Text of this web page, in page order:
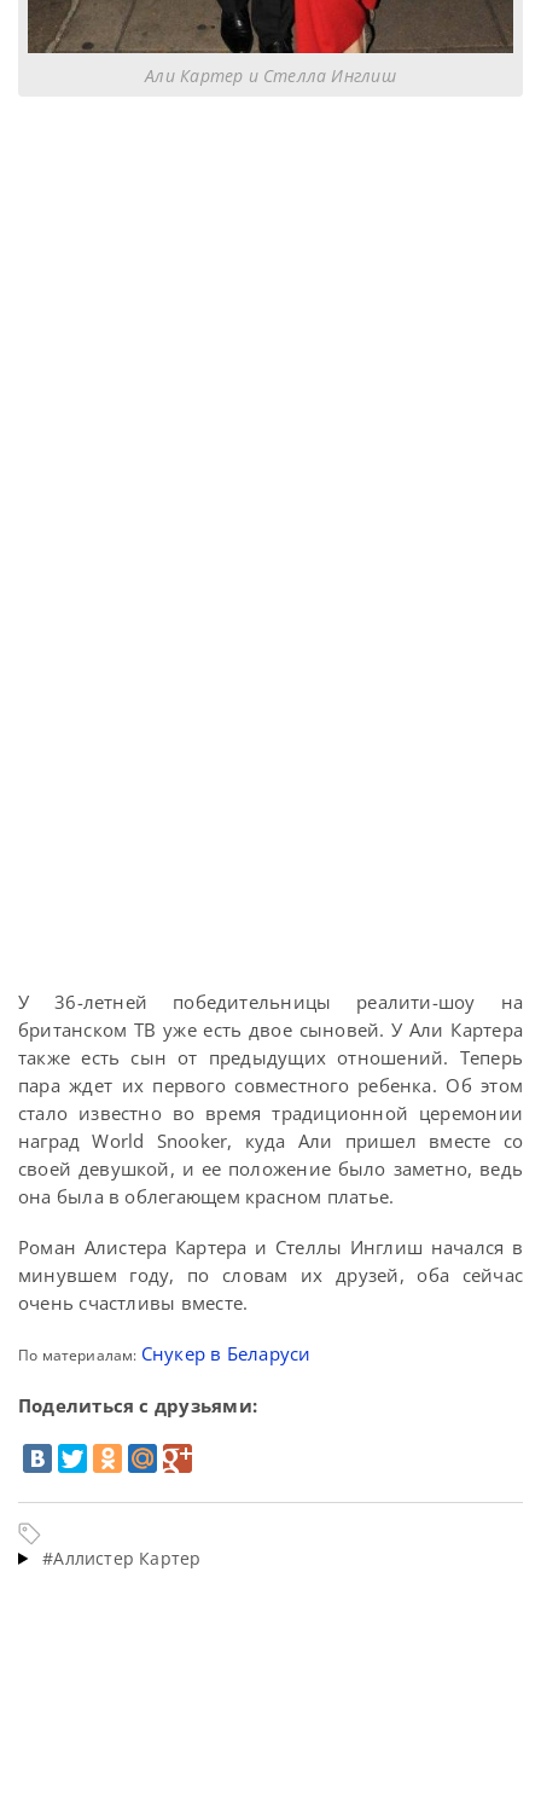
Али Картер и Стелла Инглиш
У 36-летней победительницы реалити-шоу на
британском ТВ уже есть двое сыновей. У Али Картера
также есть сын от предыдущих отношений. Теперь
пара ждет их первого совместного ребенка. Об этом
стало известно во время традиционной церемонии
наград World Snooker, куда Али пришел вместе со
своей девушкой, и ее положение было заметно, ведь
она была в облегающем красном платье.
Роман Алистера Картера и Стеллы Инглиш начался в
минувшем году, по словам их друзей, оба сейчас
очень счастливы вместе.
По материалам: Снукер в Беларуси
Поделиться с друзьями:
#Аллистер Картер